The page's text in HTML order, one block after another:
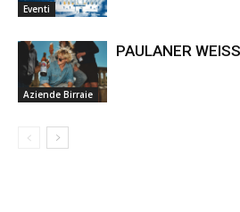
Eventi
Aziende Birraie
PAULANER